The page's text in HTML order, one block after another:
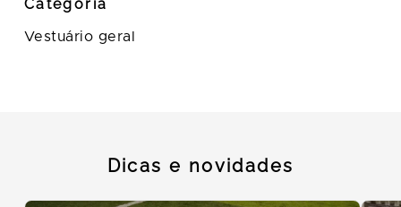
Categoria
Vestuário geral
Dicas e novidades